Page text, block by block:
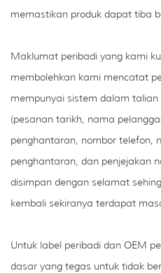
memastikan produk dapat tiba
Maklumat peribadi yang kami
membolehkan kami mencatat
mempunyai sistem dalam
(pesanan tarikh, nama
penghantaran, nombor telefon,
penghantaran, dan penjejakan
disimpan dengan selamat
kembali sekiranya terdapat
Untuk label peribadi dan OEM
dasar yang tegas untuk tidak